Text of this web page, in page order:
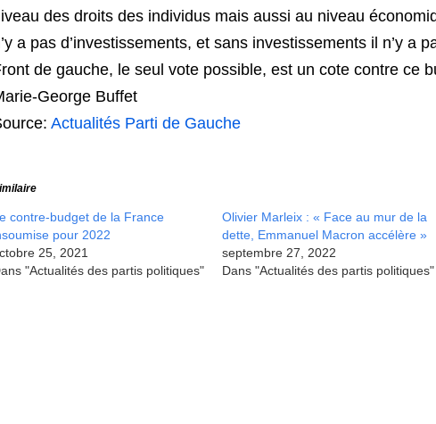
des droits des individus mais aussi au niveau
a pas d’investissements, et sans investissements il n’y a
de gauche, le seul vote possible, est un cote contre ce
George Buffet
Actualités Parti de Gauche
contre-budget de la France
pour 2022
25, 2021
"Actualités des partis politiques"
Olivier Marleix : « Face au mur de la
dette, Emmanuel Macron accélère »
septembre 27, 2022
Dans "Actualités des partis politiques"